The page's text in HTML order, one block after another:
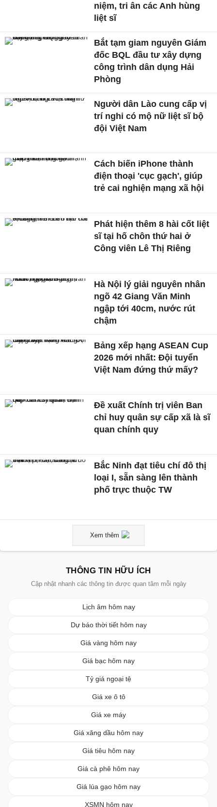
niệm, tri ân các Anh hùng
liệt sĩ
Bắt tạm giam nguyên Giám
đốc BQL đầu tư xây dựng
công trình dân dụng Hải
Phòng
Người dân Lào cung cấp vị
trí nghi có mộ nữ liệt sĩ bộ
đội Việt Nam
Cách biến iPhone thành
điện thoại 'cục gạch', giúp
trẻ cai nghiện mạng xã hội
Phát hiện thêm 8 hài cốt liệt
sĩ tại hố chôn thứ hai ở
Công viên Lê Thị Riêng
Hà Nội lý giải nguyên nhân
ngõ 42 Giang Văn Minh
ngập tới 40cm, nước rút
chậm
Bảng xếp hạng ASEAN Cup
2026 mới nhất: Đội tuyển
Việt Nam đứng thứ mấy?
Đề xuất Chính trị viên Ban
chỉ huy quân sự cấp xã là sĩ
quan chính quy
Bắc Ninh đạt tiêu chí đô thị
loại I, sẵn sàng lên thành
phố trực thuộc TW
Xem thêm
THÔNG TIN HỮU ÍCH
Cập nhật nhanh các thông tin được quan tâm mỗi ngày
Lịch âm hôm nay
Dự báo thời tiết hôm nay
Giá vàng hôm nay
Giá bạc hôm nay
Tỷ giá ngoại tệ
Giá xe ô tô
Giá xe máy
Giá xăng dầu hôm nay
Giá tiêu hôm nay
Giá cà phê hôm nay
Giá lúa gạo hôm nay
XSMN hôm nay